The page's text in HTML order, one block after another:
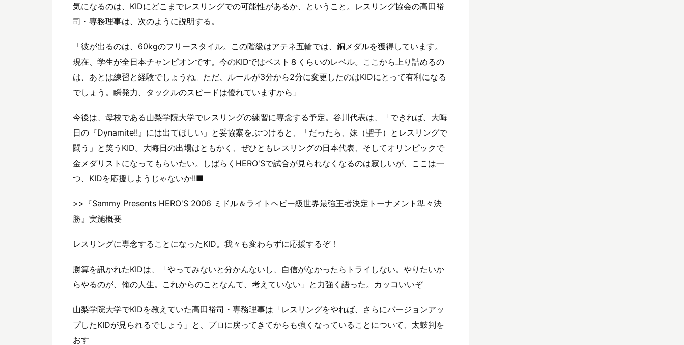
気になるのは、KIDにどこまでレスリングでの可能性があるか、ということ。レスリング協会の高田裕
司・専務理事は、次のように説明する。
「彼が出るのは、60kgのフリースタイル。この階級はアテネ五輪では、銅メダルを獲得しています。
現在、学生が全日本チャンピオンです。今のKIDではベスト８くらいのレベル。ここから上り詰めるの
は、あとは練習と経験でしょうね。ただ、ルールが3分から2分に変更したのはKIDにとって有利になる
でしょう。瞬発力、タックルのスピードは優れていますから」
今後は、母校である山梨学院大学でレスリングの練習に専念する予定。谷川代表は、「できれば、大晦
日の『Dynamite!!』には出てほしい」と妥協案をぶつけると、「だったら、妹（聖子）とレスリングで
闘う」と笑うKID。大晦日の出場はともかく、ぜひともレスリングの日本代表、そしてオリンピックで
金メダリストになってもらいたい。しばらくHERO'Sで試合が見られなくなるのは寂しいが、ここは一
つ、KIDを応援しようじゃないか!!■
>>『Sammy Presents HERO'S 2006 ミドル＆ライトヘビー級世界最強王者決定トーナメント準々決
勝』実施概要
レスリングに専念することになったKID。我々も変わらずに応援するぞ！
勝算を訊かれたKIDは、「やってみないと分かんないし、自信がなかったらトライしない。やりたいか
らやるのが、俺の人生。これからのことなんて、考えていない」と力強く語った。カッコいいぞ
山梨学院大学でKIDを教えていた高田裕司・専務理事は「レスリングをやれば、さらにバージョンアッ
プしたKIDが見られるでしょう」と、プロに戻ってきてからも強くなっていることについて、太鼓判を
おす